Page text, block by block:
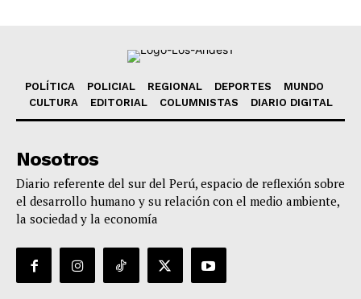
POLÍTICA POLICIAL REGIONAL DEPORTES
MUNDO
CULTURA
EDITORIAL COLUMNISTAS DIARIO DIGITAL
Nosotros
Diario referente del sur del Perú, espacio de reflexión sobre
el desarrollo humano y su relación con el medio ambiente,
la sociedad y la economía